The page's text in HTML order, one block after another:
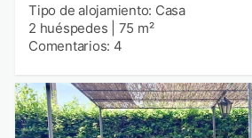
Tipo de alojamiento: Casa
2 huéspedes
75 m²
Comentarios: 4